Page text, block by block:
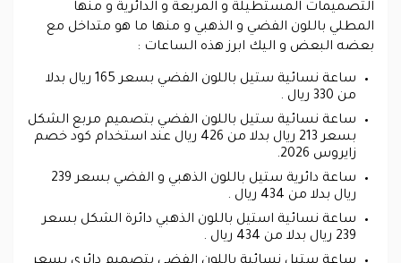
التصميمات المستطيلة و المربعة و الدائرية و منها
المطلي باللون الفضي و الذهبي و منها ما هو متداخل مع
بعضه البعض و اليك ابرز هذه الساعات :
ساعة نسائية ستيل باللون الفضي بسعر 165 ريال بدلا
من 330 ريال .
ساعة نسائية ستيل باللون الفضي بتصميم مربع الشكل
بسعر 213 ريال بدلا من 426 ريال عند استخدام كود خصم
زايروس 2026.
ساعة دائرية ستيل باللون الذهبي و الفضي بسعر 239
ريال بدلا من 434 ريال .
ساعة نسائية استيل باللون الذهبي دائرة الشكل بسعر
239 ريال بدلا من 434 ريال .